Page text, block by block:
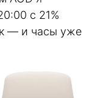
с 21%
— и часы уже